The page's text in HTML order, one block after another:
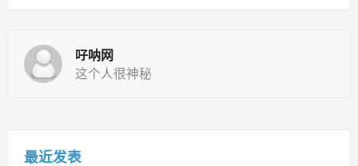
吇呐网
这个人很神秘
最近发表